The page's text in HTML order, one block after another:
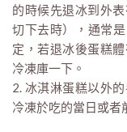
的時候先退冰到外
切下去時），通常
定，若退冰後蛋糕
冷凍庫一下。
2. 冰淇淋蛋糕以外
冷凍於吃的當日或者